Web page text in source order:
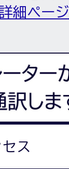
細ページ
ス